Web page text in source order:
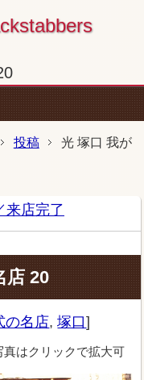
投稿
光 塚口 我が
店 20
の名店,塚口]
はクリックで拡大可